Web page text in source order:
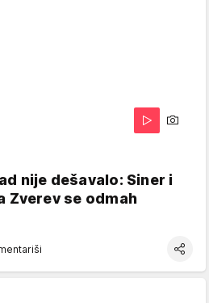
nije dešavalo: Siner i
Zverev se odmah